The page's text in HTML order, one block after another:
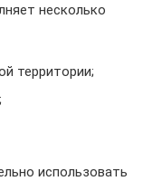
несколько
территории;
использовать